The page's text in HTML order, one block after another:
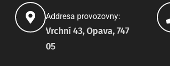
Addresa provozovny:
Vrchní 43, Opava, 747
05